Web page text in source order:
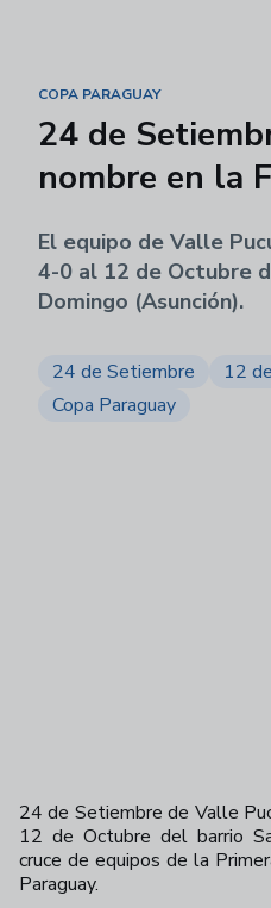
COPA PARAGUAY
24 de
nombre en la
El equipo de Valle
4-0 al 12 de Octubre
Domingo (Asunción).
24 de Setiembre
12
Copa Paraguay
24 de Setiembre de Valle
12 de Octubre del barrio
cruce de equipos de la
Paraguay.